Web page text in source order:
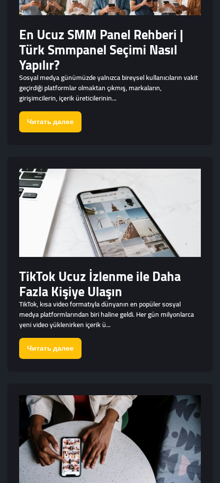
En Ucuz SMM Panel Rehberi |
Türk Smmpanel Seçimi Nasıl
Yapılır?
Sosyal medya günümüzde yalnızca bireysel kullanıcıların vakit
geçirdiği platformlar olmaktan çıkmış, markaların,
girişimcilerin, içerik üreticilerinin...
Читать далее
TikTok Ucuz İzlenme ile Daha
Fazla Kişiye Ulaşın
TikTok, kısa video formatıyla dünyanın en popüler sosyal
medya platformlarından biri haline geldi. Her gün milyonlarca
yeni video yüklenirken içerik ü...
Читать далее